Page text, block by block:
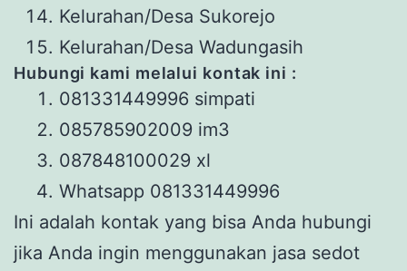
Kelurahan/Desa Sukorejo
Kelurahan/Desa Wadungasih
Hubungi kami melalui kontak ini :
081331449996 simpati
085785902009 im3
087848100029 xl
Whatsapp 081331449996
Ini adalah kontak yang bisa Anda hubungi
jika Anda ingin menggunakan jasa sedot